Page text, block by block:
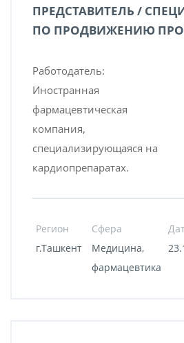
ПРЕДСТАВИТЕЛЬ /
ПО ПРОДВИЖЕНИЮ
Работодатель:
Иностранная
фармацевтическая
компания,
специализирующаяся на
кардиопрепаратах.
Регион Сфера
г.Ташкент
Медицина,
фармацевтика